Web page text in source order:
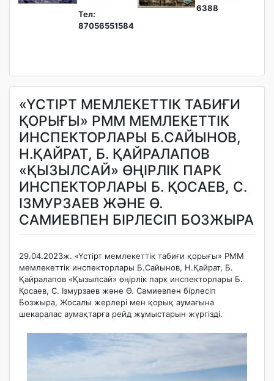
Тел:
87056551584
6388
«ҮСТІРТ МЕМЛЕКЕТТІК ТАБИҒИ
ҚОРЫҒЫ» РММ МЕМЛЕКЕТТІК
ИНСПЕКТОРЛАРЫ Б.САЙЫНОВ,
Н.ҚАЙРАТ, Б. ҚАЙРАЛАПОВ
«ҚЫЗЫЛСАЙ» ӨҢІРЛІК ПАРК
ИНСПЕКТОРЛАРЫ Б. ҚОСАЕВ, С.
ІЗМУРЗАЕВ ЖӘНЕ Ө.
САМИЕВПЕН БІРЛЕСІП БОЗЖЫРА
29.04.2023ж. «Үстірт мемлекеттік табиғи қорығы» РММ
мемлекеттік инспекторлары Б.Сайынов, Н.Қайрат, Б.
Қайралапов «Қызылсай» өңірлік парк инспекторлары Б.
Қосаев, С. Ізмурзаев және Ө. Самиевпен бірлесіп
Бозжыра, Жосалы жерлері мен қорық аумағына
шекаралас аумақтарға рейд жұмыстарын жүргізді.